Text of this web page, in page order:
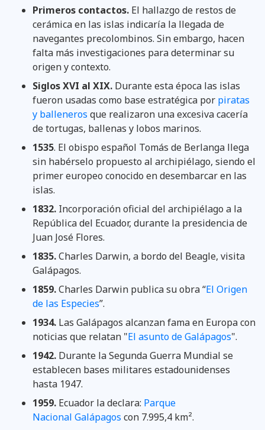
Primeros contactos. El hallazgo de restos de
cerámica en las islas indicaría la llegada de
navegantes precolombinos. Sin embargo, hacen
falta más investigaciones para determinar su
origen y contexto.
Siglos XVI al XIX. Durante esta época las islas
fueron usadas como base estratégica por piratas
y balleneros que realizaron una excesiva cacería
de tortugas, ballenas y lobos marinos.
1535. El obispo español Tomás de Berlanga llega
sin habérselo propuesto al archipiélago, siendo el
primer europeo conocido en desembarcar en las
islas.
1832. Incorporación oficial del archipiélago a la
República del Ecuador, durante la presidencia de
Juan José Flores.
1835.Charles Darwin, a bordo del Beagle, visita
Galápagos.
1859.Charles Darwin publica su obra “El Origen
de las Especies”.
1934. Las Galápagos alcanzan fama en Europa con
noticias que relatan "El asunto de Galápagos".
1942. Durante la Segunda Guerra Mundial se
establecen bases militares estadounidenses
hasta 1947.
1959. Ecuador la declara: Parque
Nacional Galápagos con 7.995,4 km².